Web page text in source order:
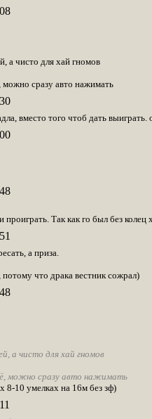
а чисто для хай гномов
можно сразу авто нажимать
вместо того чтоб дать выиграть.
Так как го был без
а приза.
что драка вестник сожрал)
а чисто для хай гномов
можно сразу авто нажимать
8-10 умелках на 16м без зф)